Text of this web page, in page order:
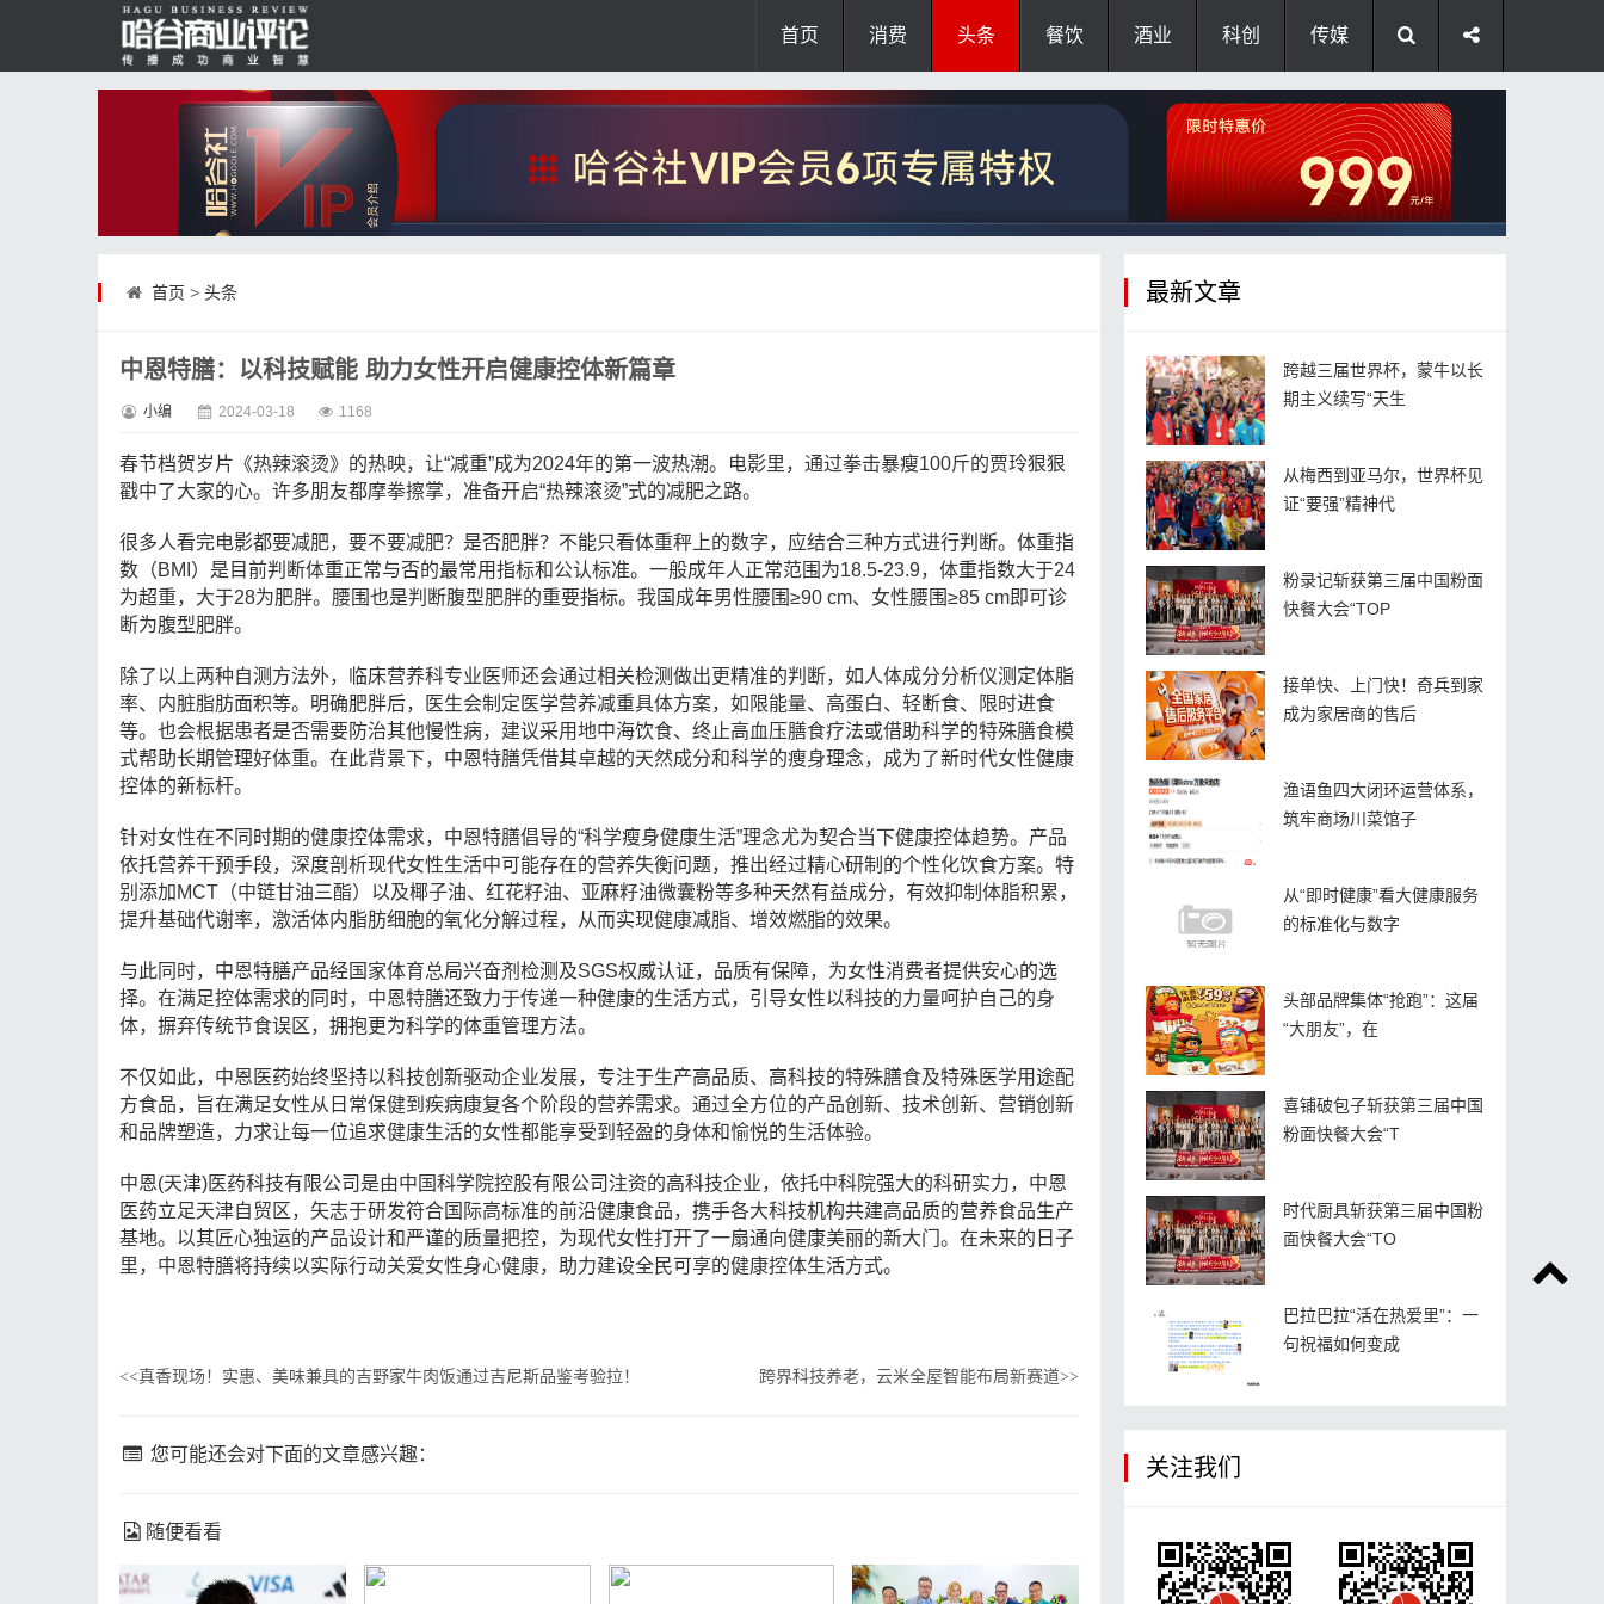
首页 消费 头条 餐饮 酒业 科创 传媒
首页 > 头条
中恩特膳：以科技赋能 助力女性开启健康控体新篇章
小编 2024-03-18 1168
春节档贺岁片《热辣滚烫》的热映，让“减重”成为2024年的第一波热潮。电影里，通过拳击暴瘦100斤的贾玲狠狠
戳中了大家的心。许多朋友都摩拳擦掌，准备开启“热辣滚烫”式的减肥之路。
很多人看完电影都要减肥，要不要减肥？是否肥胖？不能只看体重秤上的数字，应结合三种方式进行判断。体重指
数（BMI ）是目前判断体重正常与否的最常用指标和公认标准。一般成年人正常范围为18.5-23.9，体重指数大于24
为超重，大于28为肥胖。腰围也是判断腹型肥胖的重要指标。我国成年男性腰围≥90 cm、女性腰围≥85 cm即可诊
断为腹型肥胖。
除了以上两种自测方法外，临床营养科专业医师还会通过相关检测做出更精准的判断，如人体成分分析仪测定体脂
率、内脏脂肪面积等。明确肥胖后，医生会制定医学营养减重具体方案，如限能量、高蛋白、轻断食、限时进食
等。也会根据患者是否需要防治其他慢性病，建议采用地中海饮食、终止高血压膳食疗法或借助科学的特殊膳食模
式帮助长期管理好体重。在此背景下，中恩特膳凭借其卓越的天然成分和科学的瘦身理念，成为了新时代女性健康
控体的新标杆。
针对女性在不同时期的健康控体需求，中恩特膳倡导的“科学瘦身健康生活”理念尤为契合当下健康控体趋势。产品
依托营养干预手段，深度剖析现代女性生活中可能存在的营养失衡问题，推出经过精心研制的个性化饮食方案。特
别添加 MCT （中链甘油三酯）以及椰子油、红花籽油、亚麻籽油微囊粉等多种天然有益成分，有效抑制体脂积累，
提升基础代谢率，激活体内脂肪细胞的氧化分解过程，从而实现健康减脂、增效燃脂的效果。
与此同时，中恩特膳产品经国家体育总局兴奋剂检测及SGS权威认证，品质有保障，为女性消费者提供安心的选
择。在满足控体需求的同时，中恩特膳还致力于传递一种健康的生活方式，引导女性以科技的力量呵护自己的身
体，摒弃传统节食误区，拥抱更为科学的体重管理方法。
不仅如此，中恩医药始终坚持以科技创新驱动企业发展，专注于生产高品质、高科技的特殊膳食及特殊医学用途配
方食品，旨在满足女性从日常保健到疾病康复各个阶段的营养需求。通过全方位的产品创新、技术创新、营销创新
和品牌塑造，力求让每一位追求健康生活的女性都能享受到轻盈的身体和愉悦的生活体验。
中恩(天津)医药科技有限公司是由中国科学院控股有限公司注资的高科技企业，依托中科院强大的科研实力，中恩
医药立足天津自贸区，矢志于研发符合国际高标准的前沿健康食品，携手各大科技机构共建高品质的营养食品生产
基地。以其匠心独运的产品设计和严谨的质量把控，为现代女性打开了一扇通向健康美丽的新大门。在未来的日子
里，中恩特膳将持续以实际行动关爱女性身心健康，助力建设全民可享的健康控体生活方式。
<<真香现场！实惠、美味兼具的吉野家牛肉饭通过吉尼斯品鉴考验拉！ 跨界科技养老，云米全屋智能布局新赛道>>
您可能还会对下面的文章感兴趣：
随便看看
最新文章
跨越三届世界杯，蒙牛以长
期主义续写“天生
从梅西到亚马尔，世界杯见
证“要强”精神代
粉录记斩获第三届中国粉面
快餐大会“TOP
接单快、上门快！奇兵到家
成为家居商的售后
渔语鱼四大闭环运营体系，
筑牢商场川菜馆子
从“即时健康”看大健康服务
的标准化与数字
头部品牌集体“抢跑”：这届
“大朋友”，在
喜铺破包子斩获第三届中国
粉面快餐大会“T
时代厨具斩获第三届中国粉
面快餐大会“TO
巴拉巴拉“活在热爱里”：一
句祝福如何变成
关注我们